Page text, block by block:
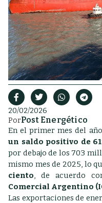
20/02/2026
PorPost Energético
En el primer mes del
un saldo positivo de
por debajo de los 703
mismo mes de 2025, lo
ciento, de acuerdo
Comercial Argentino
Las exportaciones de